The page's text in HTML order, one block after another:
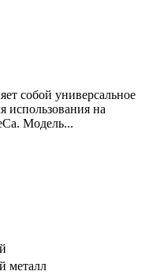
собой универсальное
использования на
Модель...
металл